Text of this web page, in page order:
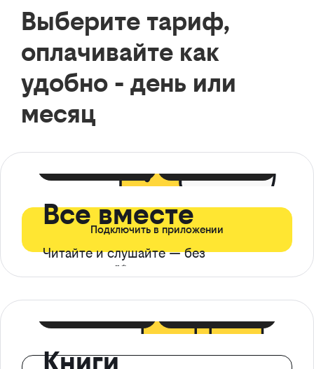
Выберите тариф,
оплачивайте как
удобно - день или
месяц
Все вместе
Читайте и слушайте — без
ограничений*
Подключить в приложении
Книги